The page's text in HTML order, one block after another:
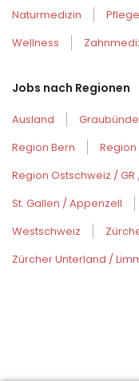
Naturmedizin
Pflege
Wellness
Jobs nach Regionen
Ausland
Region Bern
Region Ostschweiz / GR
St. Gallen / Appenzell
Westschweiz
Zürcher Unterland /